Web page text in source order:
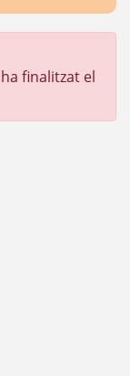
finalitzat el